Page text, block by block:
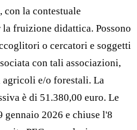
con la contestuale
fruizione didattica. Possono
o cercatori e soggetti
con tali associazioni,
e/o forestali. La
è di 51.380,00 euro. Le
gennaio 2026 e chiuse l'8